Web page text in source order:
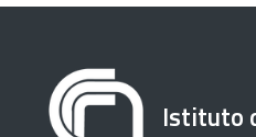
Istituto